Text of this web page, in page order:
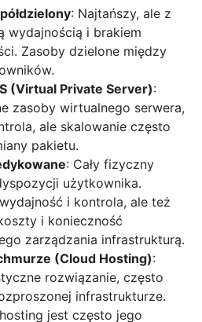
: Najtańszy, ale z
wydajnością i brakiem
Zasoby dzielone między
(Virtual Private Server):
zasoby wirtualnego serwera,
ale skalowanie często
pakietu.
: Cały fizyczny
użytkownika.
i kontrola, ale też
i konieczność
zarządzania infrastrukturą.
(Cloud Hosting):
rozwiązanie, często
infrastrukturze.
jest często jego